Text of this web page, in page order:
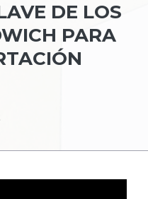
DE LOS
PARA